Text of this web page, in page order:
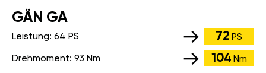
GÄN GA
Leistung: 64 PS 72 PS
Drehmoment: 93 Nm 104 Nm